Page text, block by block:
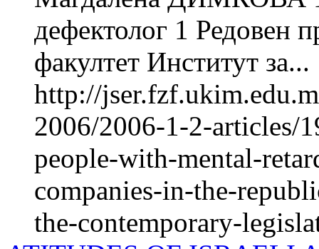
дефектолог 1 Редовен
факултет Институт за...
http://
2006/2006-1-2-articles/
people-with-mental-
companies-in-the-
the-contemporary-